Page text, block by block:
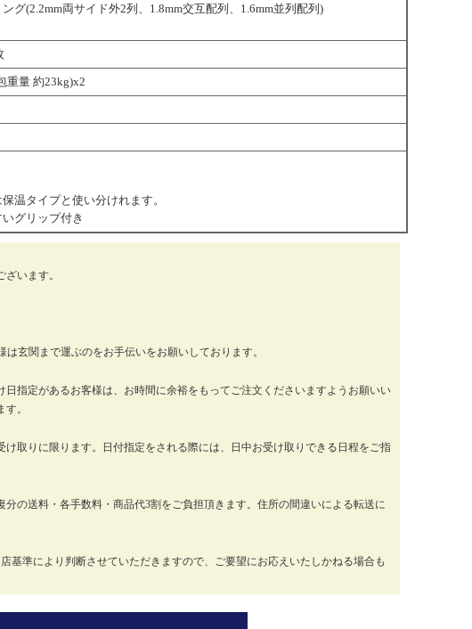
グ(2.2mm両サイド外2列、1.8mm交互配列、1.6mm並列配列)
重量 約23kg)x2
温タイプと使い分けれます。
グリップ付き
います。
玄関まで運ぶのをお手伝いをお願いしております。
指定があるお客様は、お時間に余裕をもってご注文くださいますようお願いい
。
取りに限ります。日付指定をされる際には、日中お受け取りできる日程をご指
の送料・各手数料・商品代3割をご負担頂きます。住所の間違いによる転送に
基準により判断させていただきますので、ご要望にお応えいたしかねる場合も